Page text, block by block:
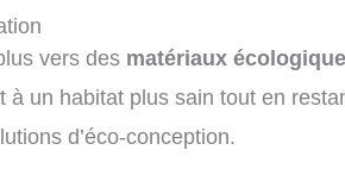
vers des matériaux
un habitat plus sain tout en
d’éco-conception.